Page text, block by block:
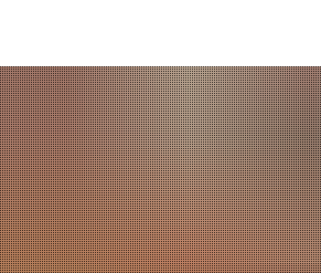
FÖRDERANTRAG